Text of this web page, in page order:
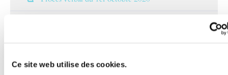
Ce site web utilise des cookies.
Procès verbal du 14 janvier 2021